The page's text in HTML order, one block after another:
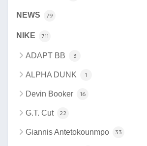
NEWS 79
NIKE 711
ADAPT BB 3
ALPHA DUNK 1
Devin Booker 16
G.T. Cut 22
Giannis Antetokounmpo 33